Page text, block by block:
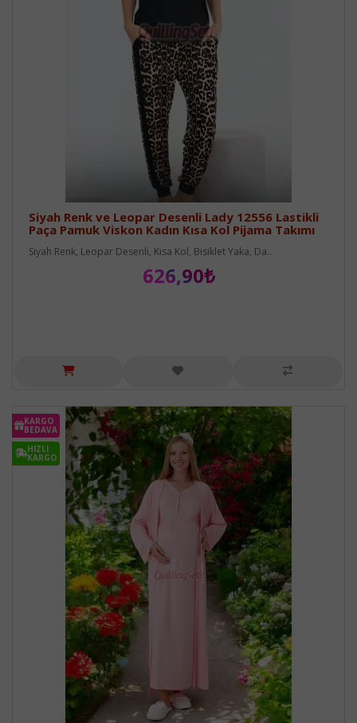
Siyah Renk ve Leopar Desenli Lady 12556 Lastikli
Paça Pamuk Viskon Kadın Kısa Kol Pijama Takımı
Siyah Renk, Leopar Desenli, Kısa Kol, Bisiklet Yaka, Da..
626,90₺
KARGO
BEDAVA
HIZLI
KARGO